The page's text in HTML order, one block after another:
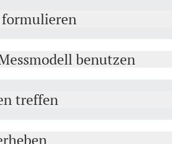
benutzen
treffen